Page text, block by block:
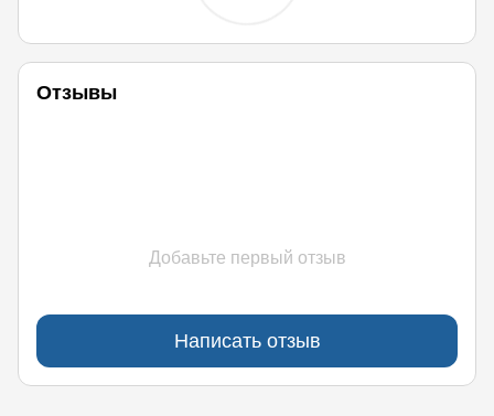
Отзывы
Добавьте первый отзыв
Написать отзыв